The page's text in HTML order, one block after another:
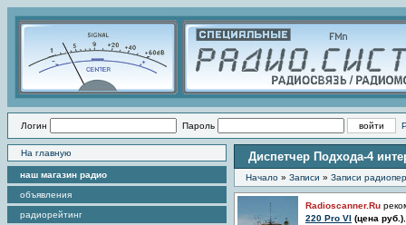
Логин Пароль
На главную
наш магазин радио
объявления
радиорейтинг
Диспетчер Подхода-4
Начало » Записи » Записи
Radioscanner.Ru
220 Pro VI (цена руб.)